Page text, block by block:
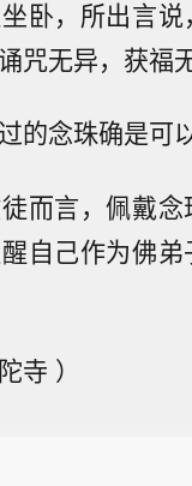
卧，所出言
咒无异，获福
的念珠确是可
而言，佩戴
自己作为佛
寺 ）